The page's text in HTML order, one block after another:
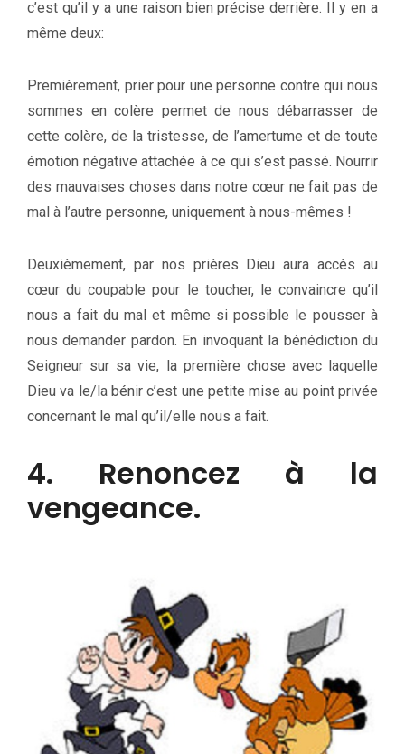
c’est qu’il y a une raison bien précise derrière. Il y en a
même deux:
Premièrement, prier pour une personne contre qui nous
sommes en colère permet de nous débarrasser de
cette colère, de la tristesse, de l’amertume et de toute
émotion négative attachée à ce qui s’est passé. Nourrir
des mauvaises choses dans notre cœur ne fait pas de
mal à l’autre personne, uniquement à nous-mêmes !
Deuxièmement, par nos prières Dieu aura accès au
cœur du coupable pour le toucher, le convaincre qu’il
nous a fait du mal et même si possible le pousser à
nous demander pardon. En invoquant la bénédiction du
Seigneur sur sa vie, la première chose avec laquelle
Dieu va le/la bénir c’est une petite mise au point privée
concernant le mal qu’il/elle nous a fait.
4. Renoncez à la
vengeance.